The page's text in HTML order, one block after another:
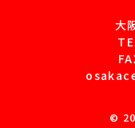
大
©